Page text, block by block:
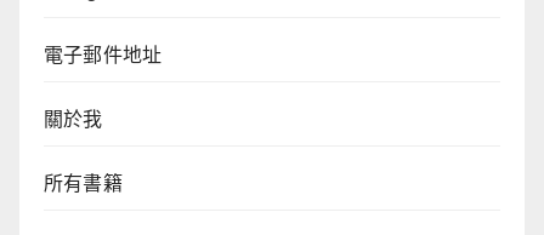
電子郵件地址
關於我
所有書籍